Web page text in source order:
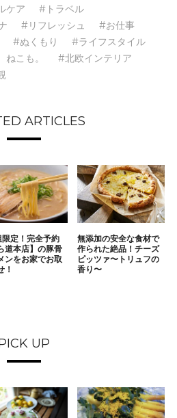
ケア
#トラベル
#リフレッシュ
#お仕事
#ぬくもり
#ライフスタイル
こも。
#北欧インテリア
ARTICLES
限定！完全予約
道本店】の豚骨
ンをお家でお取
！
無添加の安全な食材で
作られた絶品！チーズ
ピッツァ〜トリュフの
香り〜
UP